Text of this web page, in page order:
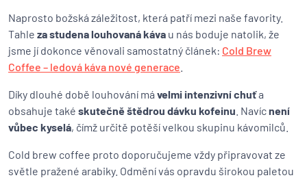
Naprosto božská záležitost, která patří mezi naše favority.
Tahle za studena louhovaná káva u nás boduje natolik, že
jsme jí dokonce věnovali samostatný článek: Cold Brew
Coffee – ledová káva nové generace
Díky dlouhé době louhování má velmi intenzivní chuťa
obsahuje také skutečně štědrou dávku kofeinu . Navícnení
vůbec kyselá, čímž určitě potěší velkou skupinu kávomilců.
Cold brew coffee proto doporučujeme vždy připravovat ze
světle pražené arabiky. Odmění vás opravdu širokou paletou